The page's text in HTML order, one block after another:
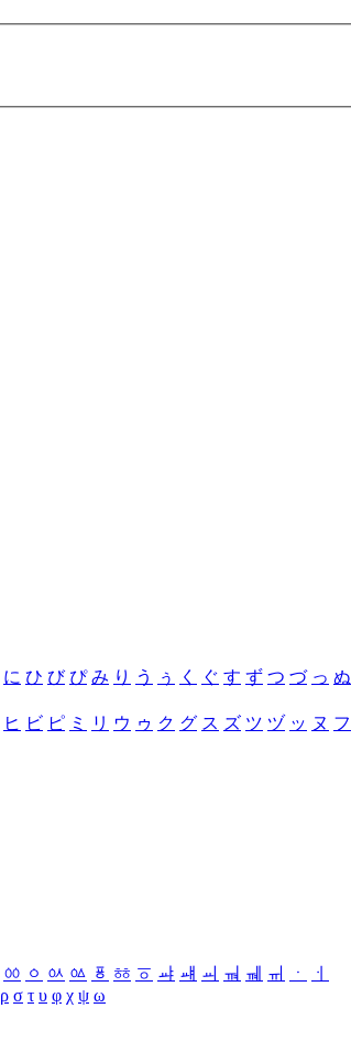
に ひ び ぴ み り う ぅ く ぐ す ず つ づ っ ぬ
ヒ ビ ピ ミ リ ウ ゥ ク グ ス ズ ツ ヅ ッ ヌ フ
ㆀ ㆁ ㆂ ㆃ ㆄ ㆅ ㆆ ㆇ ㆈ ㆉ ㆊ ㆋ ㆌ ㆍ
ㆎ
ρ σ τ υ φ χ ψ ω